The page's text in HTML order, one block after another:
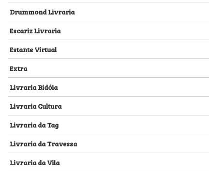
Drummond Livraria
Escariz Livraria
Estante Virtual
Extra
Livraria Bidóia
Livraria Cultura
Livraria da Tag
Livraria da Travessa
Livraria da Vila